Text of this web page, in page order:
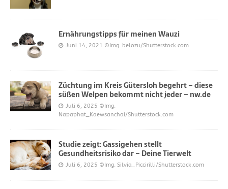
Ernährungstipps für meinen Wauzi
Juni 14, 2021 ©Img. belozu/Shutterstock.com
Züchtung im Kreis Gütersloh begehrt – diese
süßen Welpen bekommt nicht jeder – nw.de
Juli 6, 2025 ©Img.
Napaphat_Kaewsanchai/Shutterstock.com
Studie zeigt: Gassigehen stellt
Gesundheitsrisiko dar – Deine Tierwelt
Juli 6, 2025 ©Img. Silvia_Piccirilli/Shutterstock.com